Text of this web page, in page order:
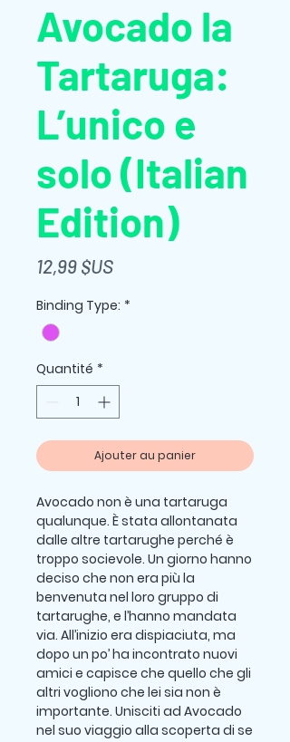
Avocado la
Tartaruga:
L’unico e
solo (Italian
Edition)
12,99 $USPrix
Binding Type: *
Quantité *
Ajouter au panier
Avocado non è una tartaruga
qualunque. È stata allontanata
dalle altre tartarughe perché è
troppo socievole. Un giorno hanno
deciso che non era più la
benvenuta nel loro gruppo di
tartarughe, e l’hanno mandata
via. All’inizio era dispiaciuta, ma
dopo un po’ ha incontrato nuovi
amici e capisce che quello che gli
altri vogliono che lei sia non è
importante. Unisciti ad Avocado
nel suo viaggio alla scoperta di se